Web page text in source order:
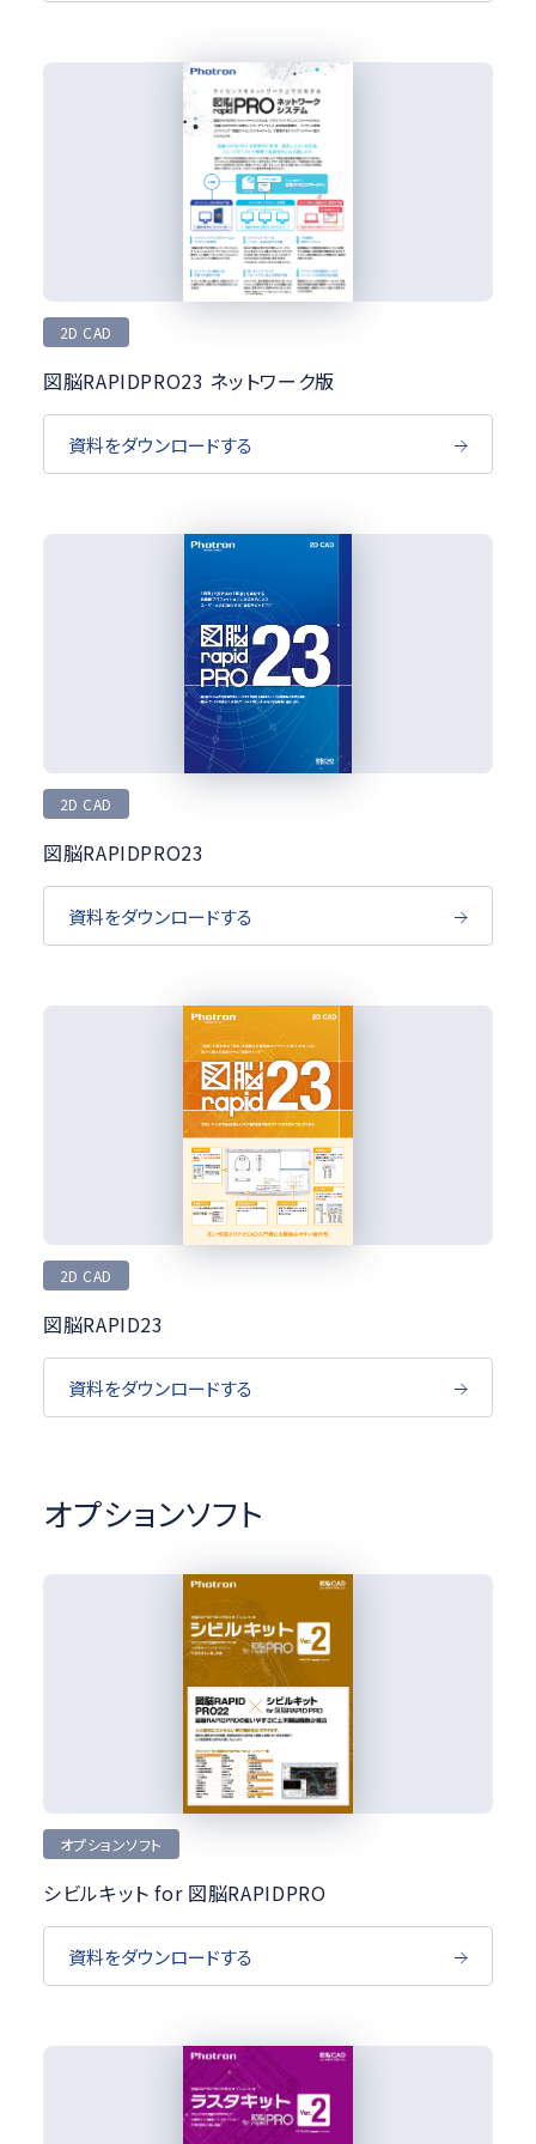
2D CAD
図脳RAPIDPRO23 ネットワーク版
資料をダウンロードする
2D CAD
図脳RAPIDPRO23
資料をダウンロードする
2D CAD
図脳RAPID23
資料をダウンロードする
オプションソフト
オプションソフト
シビルキット for 図脳RAPIDPRO
資料をダウンロードする